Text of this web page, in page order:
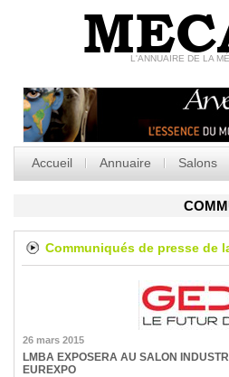
L'ANNUAIRE DE LA
Accueil Annuaire Salons
Communiqués de presse de
26 mars 2015
LMBA EXPOSERA AU SALON
EUREXPO